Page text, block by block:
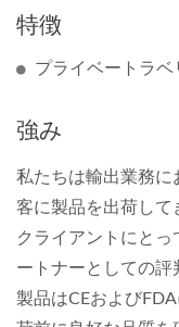
特徴
プライベートラ
強み
私たちは輸出業務に
客に製品を出荷して
クライアントにと
ートナーとしての評
製品はCEおよび